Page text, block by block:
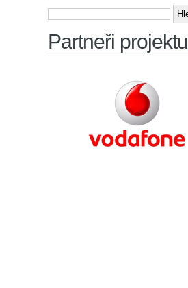
Vyhledávání
Partneři projektu